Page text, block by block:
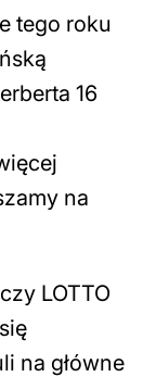
tego roku
16
na
LOTTO
na główne